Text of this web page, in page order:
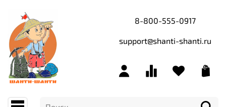
8-800-555-0917
support@shanti-shanti.ru